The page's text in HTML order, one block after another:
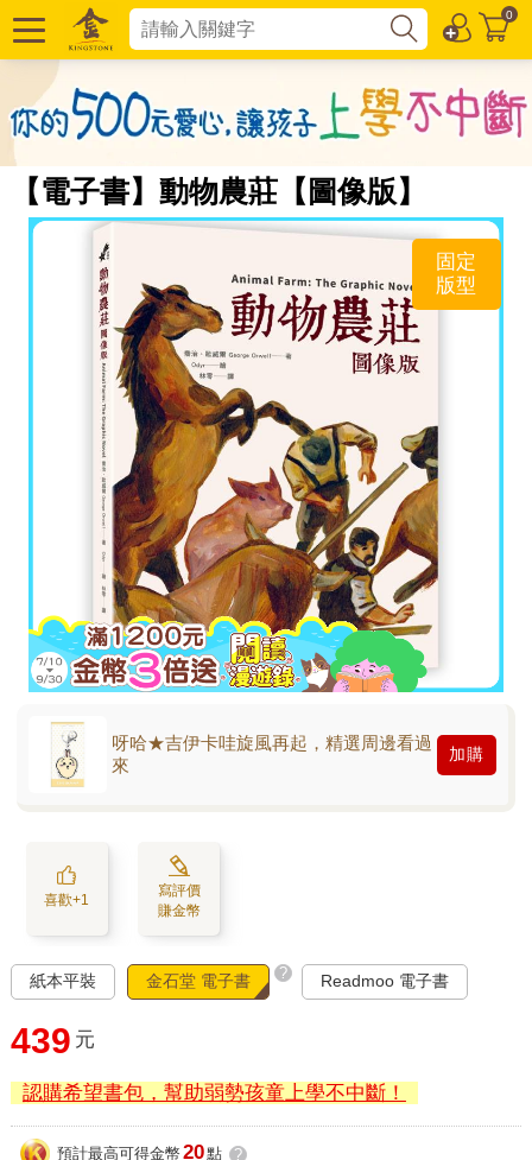
0
【電子書】動物農莊【圖像版】
固定
版型
呀哈★吉伊卡哇旋風再起，精選周邊看過
來
加購
喜歡+1
寫評價
賺金幣
紙本平裝 金石堂 電子書 ? Readmoo 電子書
439 元
認購希望書包，幫助弱勢孩童上學不中斷！
預計最高可得金幣 20點 ?